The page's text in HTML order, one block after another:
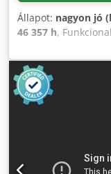
Állapot: nagyon jó
46 357 h,
Olajmentes
Frekvenciaváltó és
Iex Alwof 7,5 bar
46.357